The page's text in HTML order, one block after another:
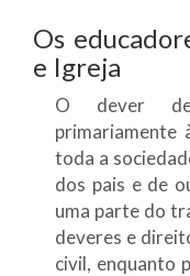
Os
e Igreja
O dever
primariamente
toda a
dos pais e de
uma parte do
deveres e
civil, enquanto